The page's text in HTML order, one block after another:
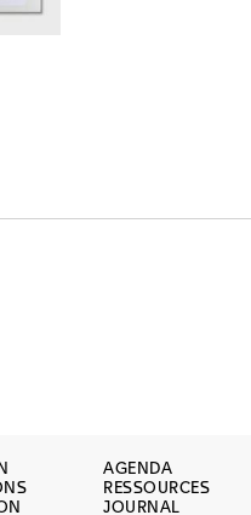
AGENDA
RESSOURCES
JOURNAL